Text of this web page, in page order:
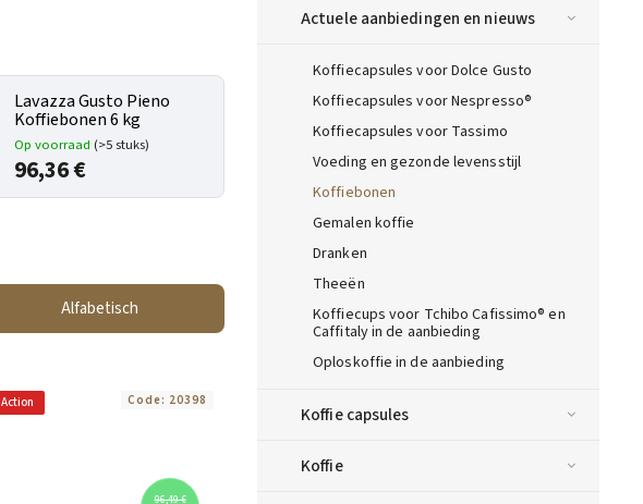
Actuele aanbiedingen en nieuws
Koffiecapsules voor Dolce Gusto
Koffiecapsules voor Nespresso®
Koffiecapsules voor Tassimo
Voeding en gezonde levensstijl
Koffiebonen
Gemalen koffie
Dranken
Theeën
Koffiecups voor Tchibo Cafissimo® en
Caffitaly in de aanbieding
Oploskoffie in de aanbieding
Koffie capsules
Koffie
Lavazza Gusto Pieno
Koffiebonen 6 kg
Op voorraad (>5 stuks)
96,36 €
Alfabetisch
Action
96,49 €
Code: 20398